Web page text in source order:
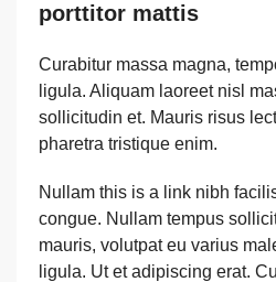
porttitor mattis
Curabitur massa magna,
ligula. Aliquam laoreet nisl
sollicitudin et. Mauris risus
pharetra tristique enim.
Nullam this is a link nibh
congue. Nullam tempus
mauris, volutpat eu varius
ligula. Ut et adipiscing erat.